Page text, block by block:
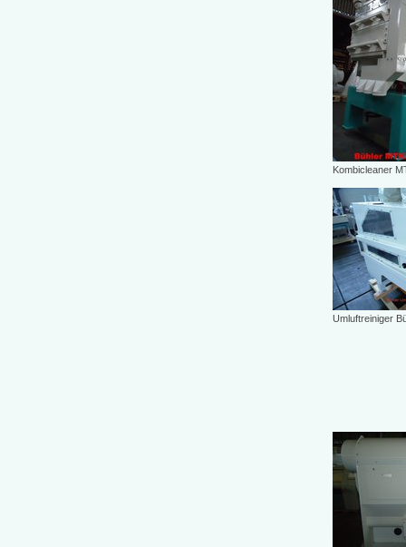
Kombicleaner
Umluftreiniger